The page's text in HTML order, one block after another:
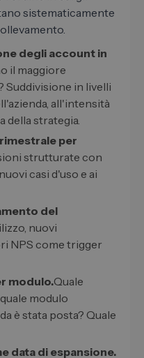
sistematicamente
degli account in
il maggiore
Suddivisione in livelli
all'intensità
della strategia.
per
strutturate con
casi d'uso e ai
del
nuovi
NPS come trigger
modulo.Quale
modulo
è stata posta? Quale
data di espansione.